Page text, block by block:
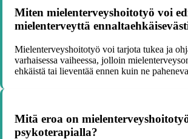
Miten mielenterveyshoitotyö voi
mielenterveyttä
Mielenterveyshoitotyö voi tarjota tukea ja
varhaisessa vaiheessa, jolloin
ehkäistä tai lieventää ennen kuin ne
Mitä eroa on
psykoterapialla?